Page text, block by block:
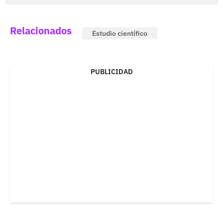
Relacionados Estudio científico
PUBLICIDAD